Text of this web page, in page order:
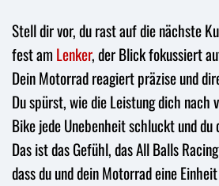
Stell dir vor, du rast auf die nächste
fest am Lenker, der Blick fokussiert
Dein Motorrad reagiert präzise und
Du spürst, wie die Leistung dich nach
Bike jede Unebenheit schluckt und
Das ist das Gefühl, das All Balls
dass du und dein Motorrad eine